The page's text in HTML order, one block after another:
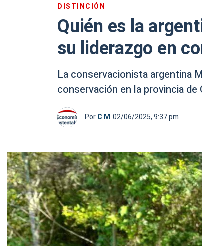
DISTINCIÓN
Quién es la
su liderazgo en
La conservacionista argentina
conservación en la provincia
PorC M 02/06/2025, 9:37 pm